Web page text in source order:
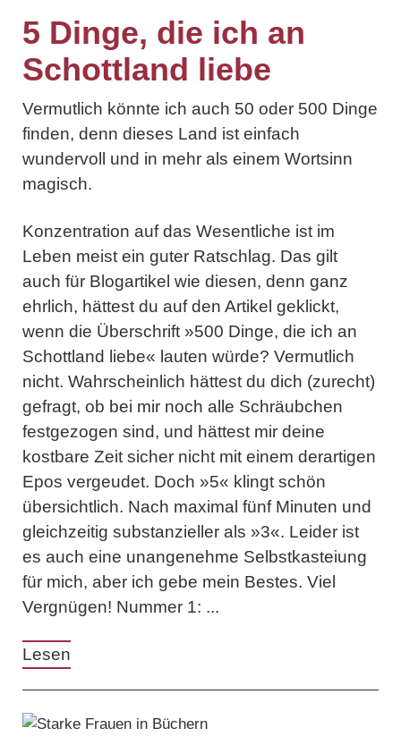
5 Dinge, die ich an
Schottland liebe
Vermutlich könnte ich auch 50 oder 500 Dinge
finden, denn dieses Land ist einfach
wundervoll und in mehr als einem Wortsinn
magisch.
Konzentration auf das Wesentliche ist im
Leben meist ein guter Ratschlag. Das gilt
auch für Blogartikel wie diesen, denn ganz
ehrlich, hättest du auf den Artikel geklickt,
wenn die Überschrift »500 Dinge, die ich an
Schottland liebe« lauten würde? Vermutlich
nicht. Wahrscheinlich hättest du dich (zurecht)
gefragt, ob bei mir noch alle Schräubchen
festgezogen sind, und hättest mir deine
kostbare Zeit sicher nicht mit einem derartigen
Epos vergeudet. Doch »5« klingt schön
übersichtlich. Nach maximal fünf Minuten und
gleichzeitig substanzieller als »3«. Leider ist
es auch eine unangenehme Selbstkasteiung
für mich, aber ich gebe mein Bestes. Viel
Vergnügen! Nummer 1: ...
Lesen